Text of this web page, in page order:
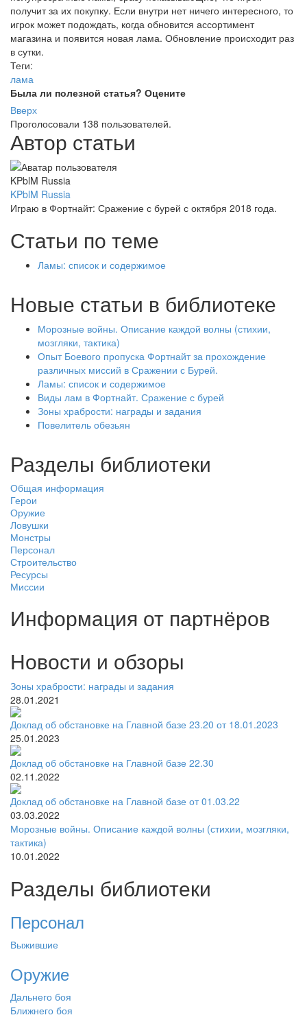
получит за их покупку. Если внутри нет ничего интересного, то
игрок может подождать, когда обновится ассортимент
магазина и появится новая лама. Обновление происходит раз
в сутки.
Теги:
лама
Была ли полезной статья? Оцените
Вверх
Проголосовали 138 пользователей.
Автор статьи
KPblM Russia
Играю в Фортнайт: Сражение с бурей с октября 2018 года.
Статьи по теме
Ламы: список и содержимое
Новые статьи в библиотеке
Морозные войны. Описание каждой волны (стихии,
мозгляки, тактика)
Опыт Боевого пропуска Фортнайт за прохождение
различных миссий в Сражении с Бурей.
Ламы: список и содержимое
Виды лам в Фортнайт. Сражение с бурей
Зоны храбрости: награды и задания
Повелитель обезьян
Разделы библиотеки
Общая информация
Герои
Оружие
Ловушки
Монстры
Персонал
Строительство
Ресурсы
Миссии
Информация от партнёров
Новости и обзоры
Зоны храбрости: награды и задания
28.01.2021
Доклад об обстановке на Главной базе 23.20 от 18.01.2023
25.01.2023
Доклад об обстановке на Главной базе 22.30
02.11.2022
Доклад об обстановке на Главной базе от 01.03.22
03.03.2022
Морозные войны. Описание каждой волны (стихии, мозгляки,
тактика)
10.01.2022
Разделы библиотеки
Персонал
Выжившие
Оружие
Дальнего боя
Ближнего боя